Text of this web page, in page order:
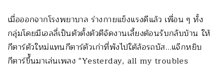
เมื่อออกจากโรงพยาบาล ร่างกายแข็งแรงดีแล้ว เพื่อน ๆ ทั้ง
กลุ่มโดยมีเอลลี่เป็นตัวตั้งตัวตีจัดงานเลี้ยงต้อนรับกลับบ้าน ให้
กีตาร์ตัวใหม่แทนกีตาร์ตัวเก่าที่พังไปใต้ล้อรถบัส…แจ๊กหยิบ
กีตาร์ขึ้ันมาเล่นเพลง “Yesterday, all my troubles